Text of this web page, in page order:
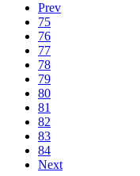
Prev
75
76
77
78
79
80
81
82
83
84
Next